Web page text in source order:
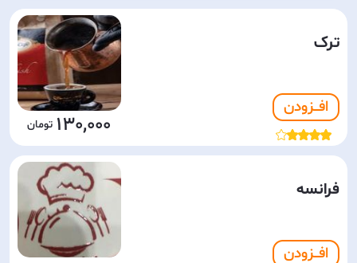
ترک
افـــزودن
130,000
فرانسه
افـــزودن